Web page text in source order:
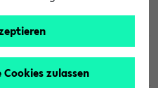
zulassen